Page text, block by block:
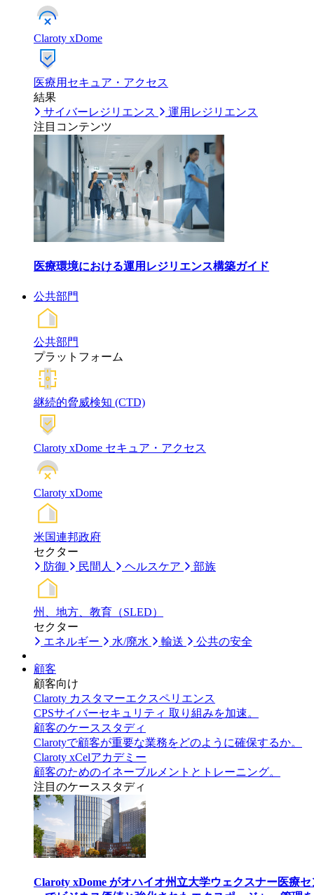
Claroty xDome
医療用セキュア・アクセス
結果
サイバーレジリエンス
運用レジリエンス
注目コンテンツ
医療環境における運用レジリエンス構築ガイド
公共部門
公共部門
プラットフォーム
継続的脅威検知 (CTD)
Claroty xDome セキュア・アクセス
Claroty xDome
米国連邦政府
セクター
防御
民間人 ヘルスケア 部族
州、地方、教育（SLED）
セクター
エネルギー
水/廃水 輸送 公共の安全
顧客
顧客向け
Claroty カスタマーエクスペリエンス
CPSサイバーセキュリティ 取り組みを加速。
顧客のケーススタディ
Clarotyで顧客が重要な業務をどのように確保するか。
Claroty xCelアカデミー
顧客のためのイネーブルメントとトレーニング。
注目のケーススタディ
Claroty xDome がオハイオ州立大学ウェクスナー医療セ